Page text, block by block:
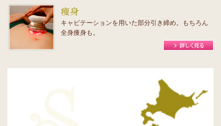
キャビテーションを用いた部分引き締め。もちろん
全身痩身も。